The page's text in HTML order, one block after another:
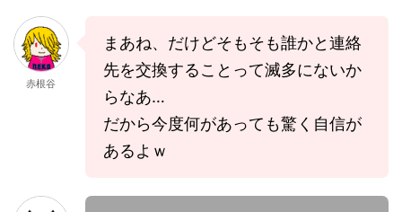
赤根谷
まあね、だけどそもそも誰かと連絡
先を交換することって滅多にないか
らなあ…
だから今度何があっても驚く自信が
あるよｗ